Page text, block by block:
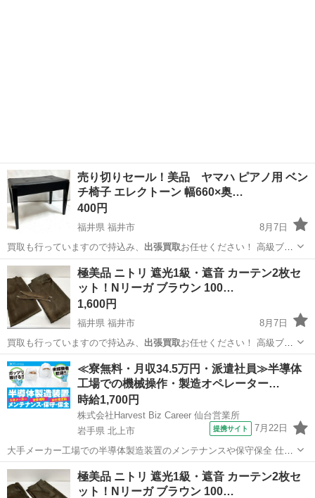
売り切りセール！美品 ヤマハ ピアノ用 ベン
チ椅子 エレクトーン 幅660×奥…
400円
福井県 福井市
8月7日
買取も行っていますので持込み、 出張買取お任せください！ 高級ブラ
ンドか…
福井 福井市 鍵盤楽器、ピアノ エレクトーン
極美品 ニトリ 遮光1級・遮音 カーテン2枚セ
ット！Nリーガ ブラウン 100…
1,600円
福井県 福井市
8月7日
買取も行っていますので持込み、 出張買取お任せください！ 高級ブラ
ンドから…
福井 福井市 カーテン、ブラインド カーテン
≪寮無料・月収34.5万円・派遣社員≫半導体
工場での機械操作・製造オペレーター…
時給1,700円
株式会社Harvest Biz Career 仙台営業所
岩手県 北上市
提携サイト 7月22日
大手メーカー工場での半導体製造装置のメンテナンスや保守保全 仕事
内容 ＼フラッシュメモリの製造を行う工場で半導体製造装置の保守・
点検のお仕事／ 新工場新設に伴い、請負現場の立ち上げを行います！
※立ち上げ時期目安：2...
岩手 北上市 その他
極美品 ニトリ 遮光1級・遮音 カーテン2枚セ
ット！Nリーガ ブラウン 100…